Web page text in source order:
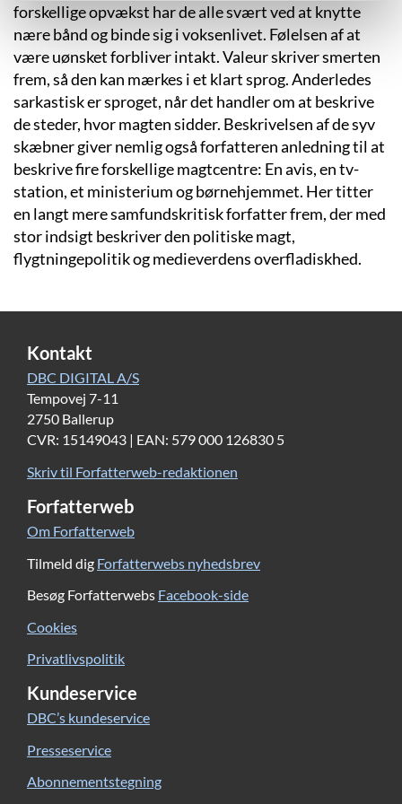
forskellige opvækst har de alle svært ved at knytte
nære bånd og binde sig i voksenlivet. Følelsen af at
være uønsket forbliver intakt. Valeur skriver smerten
frem, så den kan mærkes i et klart sprog. Anderledes
sarkastisk er sproget, når det handler om at beskrive
de steder, hvor magten sidder. Beskrivelsen af de syv
skæbner giver nemlig også forfatteren anledning til at
beskrive fire forskellige magtcentre: En avis, en tv-
station, et ministerium og børnehjemmet. Her titter
en langt mere samfundskritisk forfatter frem, der med
stor indsigt beskriver den politiske magt,
flygtningepolitik og medieverdens overfladiskhed.
Kontakt
DBC DIGITAL A/S
Tempovej 7-11
2750 Ballerup
CVR: 15149043 | EAN: 579 000 126830 5
Skriv til Forfatterweb-redaktionen
Forfatterweb
Om Forfatterweb
Tilmeld dig Forfatterwebs nyhedsbrev
Besøg Forfatterwebs Facebook-side
Cookies
Privatlivspolitik
Kundeservice
DBC’s kundeservice
Presseservice
Abonnementstegning